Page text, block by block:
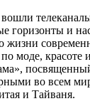
горизонты и
о жизни
моде, красоте
во всем
и Тайваня.